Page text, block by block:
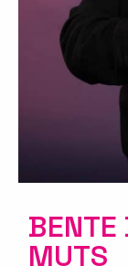
BENTE
MUTS